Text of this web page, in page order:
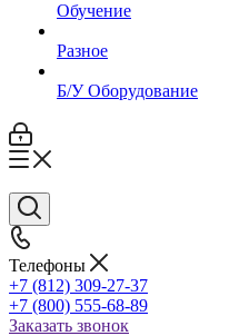
Обучение
Разное
Б/У Оборудование
Телефоны
+7 (812) 309-27-37
+7 (800) 555-68-89
Заказать звонок